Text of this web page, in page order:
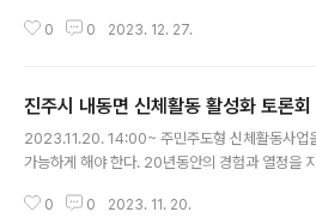
0 0 2023. 12. 27.
진주시 내동면 신체활동 활성화 토론회
2023.11.20. 14:00~ 주민주도형 신체활동사업
가능하게 해야 한다. 20년동안의 경험과 열정을
0 0 2023. 11. 20.